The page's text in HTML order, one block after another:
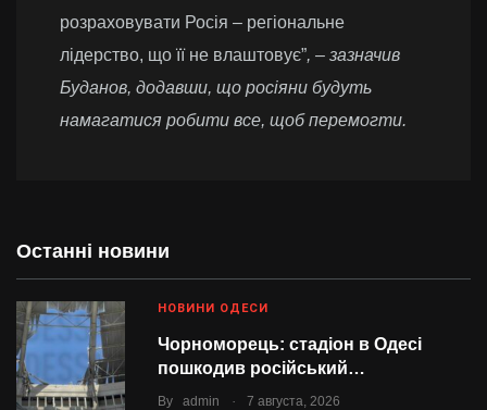
Останні новини
НОВИНИ ОДЕСИ
Чорноморець: стадіон в Одесі
пошкодив російський…
By admin . 7 августа, 2026
розраховувати Росія ‒ регіональне
лідерство, що її не влаштовує”, ‒ зазначив
Буданов, додавши, що росіяни будуть
намагатися робити все, щоб перемогти.